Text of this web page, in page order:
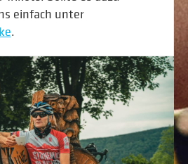
einfach unter
.